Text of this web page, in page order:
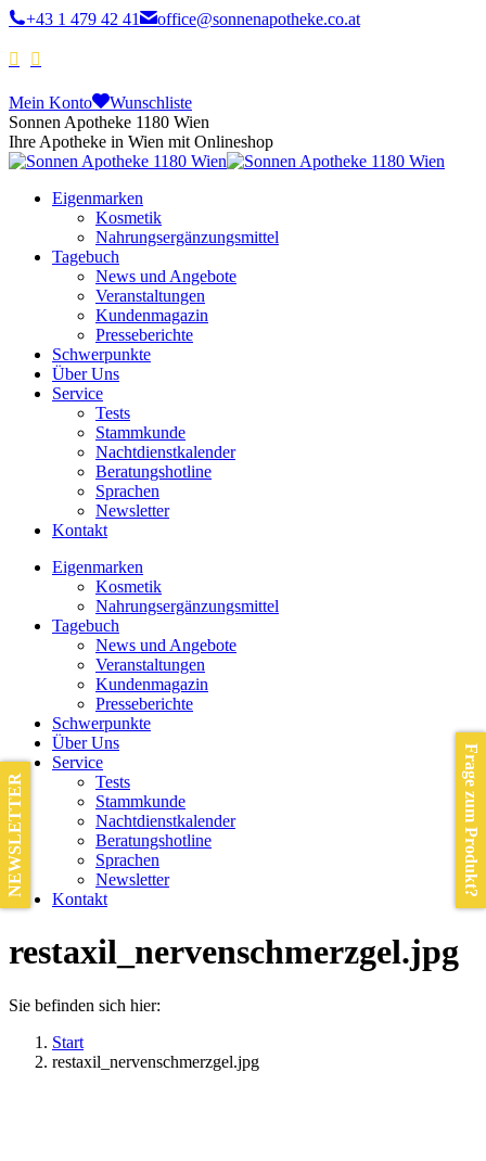
+43 1 479 42 41 office@sonnenapotheke.co.at
Mein Konto
Wunschliste
Sonnen Apotheke 1180 Wien
Ihre Apotheke in Wien mit Onlineshop
Eigenmarken
Kosmetik
Nahrungsergänzungsmittel
Tagebuch
News und Angebote
Veranstaltungen
Kundenmagazin
Presseberichte
Schwerpunkte
Über Uns
Service
Tests
Stammkunde
Nachtdienstkalender
Beratungshotline
Sprachen
Newsletter
Kontakt
Eigenmarken
Kosmetik
Nahrungsergänzungsmittel
Tagebuch
News und Angebote
Veranstaltungen
Kundenmagazin
Presseberichte
Schwerpunkte
Über Uns
Service
Tests
Stammkunde
Nachtdienstkalender
Beratungshotline
Sprachen
Newsletter
Kontakt
restaxil_nervenschmerzgel.jpg
Sie befinden sich hier:
Start
restaxil_nervenschmerzgel.jpg
Frage zum Produkt?
NEWSLETTER